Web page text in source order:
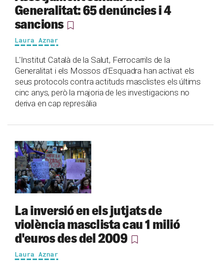
Generalitat: 65 denúncies i 4
sancions
Laura Aznar
L'Institut Català de la Salut, Ferrocarrils de la
Generalitat i els Mossos d'Esquadra han activat els
seus protocols contra actituds masclistes els últims
cinc anys, però la majoria de les investigacions no
deriva en cap represàlia
La inversió en els jutjats de
violència masclista cau 1 milió
d'euros des del 2009
Laura Aznar